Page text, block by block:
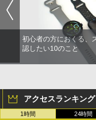
初心者の方におくる、
認したい10のこと
アクセスランキング
1時間 24時間